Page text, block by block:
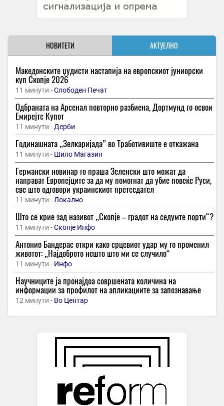
НОВИТЕТИ АКТУЕЛНО
Македонските џудисти настапија на европскиот јуниорски
куп Скопје 2026
11 минути -Слободен Печат
Одбраната на Арсенал повторно разбиена, Дортмунд го освои
Емирејтс Купот
11 минути -Дерби
Годинашната „Зелкаријада” во Тработивиште е откажана
11 минути - Шило Магазин
Германски новинар го праша Зеленски што можат да
направат Европејците за да му помогнат да убие повеќе Руси,
еве што одговори украинскиот претседател
11 минути -Локално
Што се крие зад називот „Скопје – градот на седумте порти“?
11 минути -Скопје Инфо
Антонио Бандерас откри како срцевиот удар му го променил
животот: „Најдоброто нешто што ми се случило“
11 минути - Инфо
Научниците ја пронајдоа совршената количина на
информации за профилот на апликациите за запознавање
12 минути - Во Центар
СУШАТА ЈА ТРЕСЕ ЕНЕРГЕТСКАТА БЕРЗА - Цената на струјата
Вечер
Рашфорд ќе добие нова шанса во Манчестер Јунајтед
Top Sport-+1
„Како да убиете повеќе Руси“ – реакции по контроверзното
прашање на германски новинар до Зеленски во Белград
360 Степени